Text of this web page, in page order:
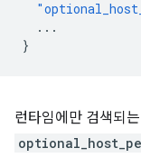
...
}
런타임에만 검색되